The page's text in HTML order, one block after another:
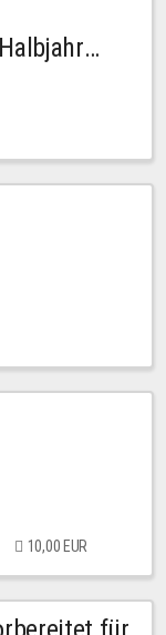
10,00 EUR